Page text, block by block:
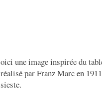
oici une image inspirée du
réalisé par Franz Marc en
sieste.